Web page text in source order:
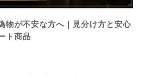
物が不安な方へ｜見分け方と安心
ト商品